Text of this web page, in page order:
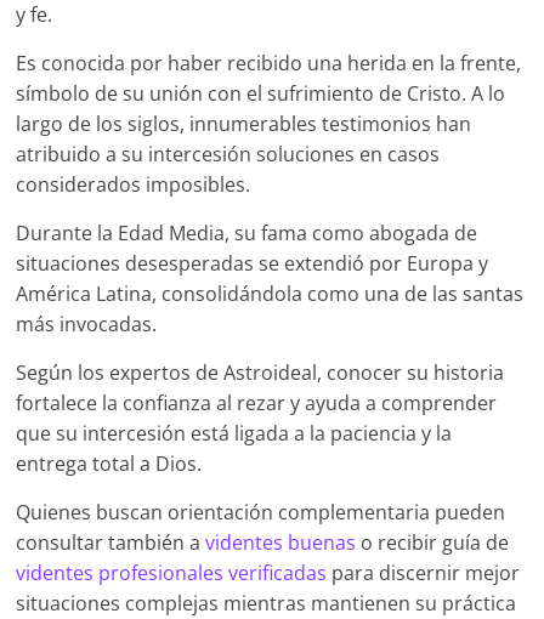
y fe.
Es conocida por haber recibido una herida en la frente,
símbolo de su unión con el sufrimiento de Cristo. A lo
largo de los siglos, innumerables testimonios han
atribuido a su intercesión soluciones en casos
considerados imposibles.
Durante la Edad Media, su fama como abogada de
situaciones desesperadas se extendió por Europa y
América Latina, consolidándola como una de las santas
más invocadas.
Según los expertos de Astroideal, conocer su historia
fortalece la confianza al rezar y ayuda a comprender
que su intercesión está ligada a la paciencia y la
entrega total a Dios.
Quienes buscan orientación complementaria pueden
consultar también avidentes buenas o recibir guía de
videntes profesionales verificadas para discernir mejor
situaciones complejas mientras mantienen su práctica